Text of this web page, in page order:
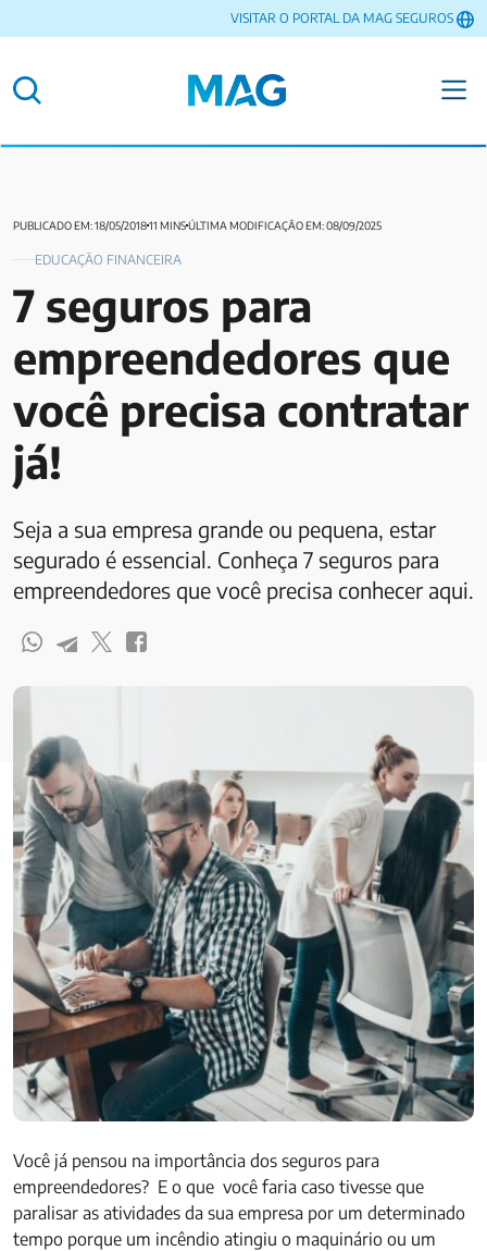
VISITAR O PORTAL DA MAG SEGUROS
PUBLICADO EM: 18/05/201811 MINSÚLTIMA MODIFICAÇÃO EM: 08/09/2025
EDUCAÇÃO FINANCEIRA
7 seguros para
empreendedores que
você precisa contratar
já!
Seja a sua empresa grande ou pequena, estar
segurado é essencial. Conheça 7 seguros para
empreendedores que você precisa conhecer aqui.
Você já pensou na importância dos seguros para
empreendedores? E o que você faria caso tivesse que
paralisar as atividades da sua empresa por um determinado
tempo porque um incêndio atingiu o maquinário ou um